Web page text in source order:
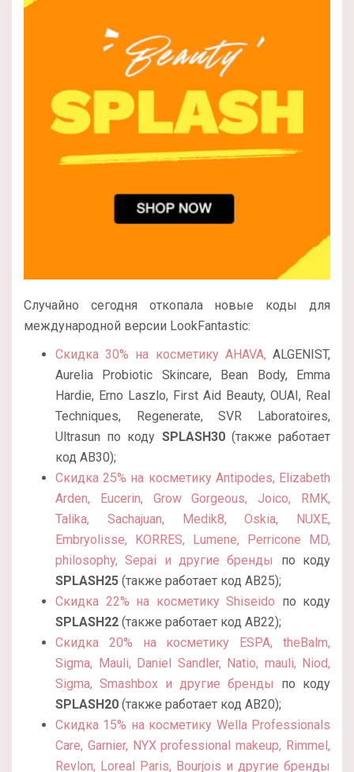
Случайно сегодня откопала новые коды для
международной версии LookFantastic:
Скидка 30% на косметику AHAVA,ALGENIST,
Aurelia Probiotic Skincare, Bean Body, Emma
Hardie, Erno Laszlo, First Aid Beauty, OUAI, Real
Techniques, Regenerate, SVR Laboratoires,
Ultrasun по коду SPLASH30 (также работает
код AB30);
Скидка 25% на косметику Antipodes, Elizabeth
Arden, Eucerin, Grow Gorgeous, Joico, RMK,
Talika, Sachajuan, Medik8, Oskia, NUXE,
Embryolisse, KORRES, Lumene, Perricone MD,
philosophy, Sepai и другие бренды
по коду
SPLASH25 (также работает код AB25);
Скидка 22% на косметику Shiseido по коду
SPLASH22 (также работает код AB22);
Скидка 20% на косметику ESPA, theBalm,
Sigma, Mauli, Daniel Sandler, Natio, mauli, Niod,
Sigma, Smashbox и другие бренды
по коду
SPLASH20 (также работает код AB20);
Скидка 15% на косметику Wella Professionals
Care, Garnier, NYX professional makeup, Rimmel,
Revlon, Loreal Paris, Bourjois и другие бренды